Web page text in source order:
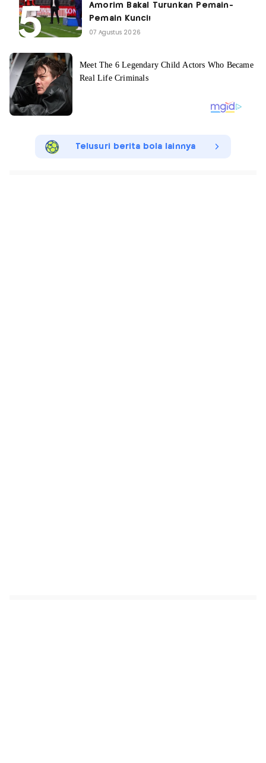
Amorim Bakal Turunkan Pemain-
Pemain Kunci!
07 Agustus 2026
Telusuri berita bola lainnya